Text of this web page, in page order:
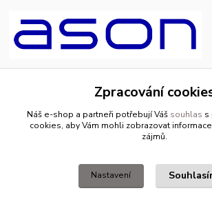
+420 799 500 769
pracovní dny 8-11hod.,13-15hod.
Zpracování
Náš e-shop a partneři potřebují Váš souhlas s
cookies, aby Vám mohli zobrazovat
zájmů.
Nastavení